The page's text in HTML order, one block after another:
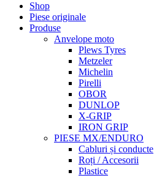
Shop
Piese originale
Produse
Anvelope moto
Plews Tyres
Metzeler
Michelin
Pirelli
OBOR
DUNLOP
X-GRIP
IRON GRIP
PIESE MX/ENDURO
Cabluri și conducte
Roți / Accesorii
Plastice